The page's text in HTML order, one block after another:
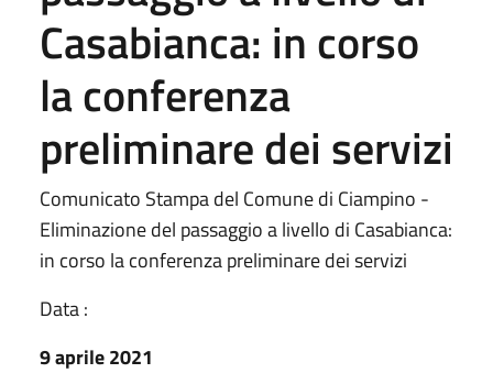
Casabianca: in corso
la conferenza
preliminare dei servizi
Comunicato Stampa del Comune di Ciampino -
Eliminazione del passaggio a livello di Casabianca:
in corso la conferenza preliminare dei servizi
Data :
9 aprile 2021